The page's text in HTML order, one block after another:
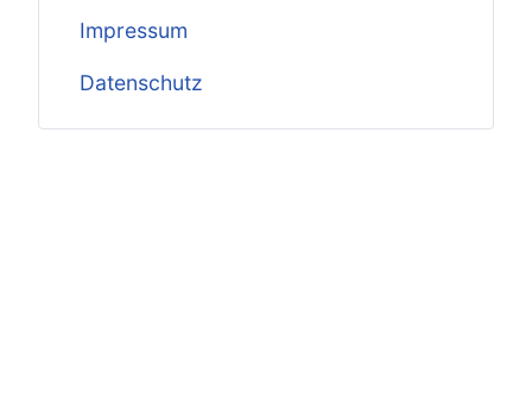
Impressum
Datenschutz